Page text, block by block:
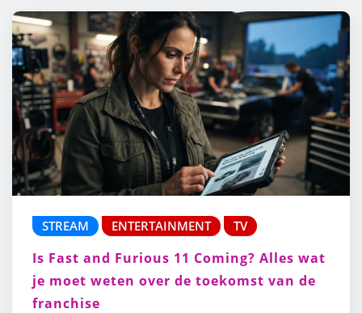
STREAM ENTERTAINMENT TV
Is Fast and Furious 11 Coming? Alles wat
je moet weten over de toekomst van de
franchise